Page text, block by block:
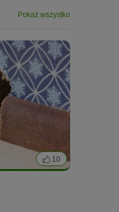
Pokaż wszystko
10